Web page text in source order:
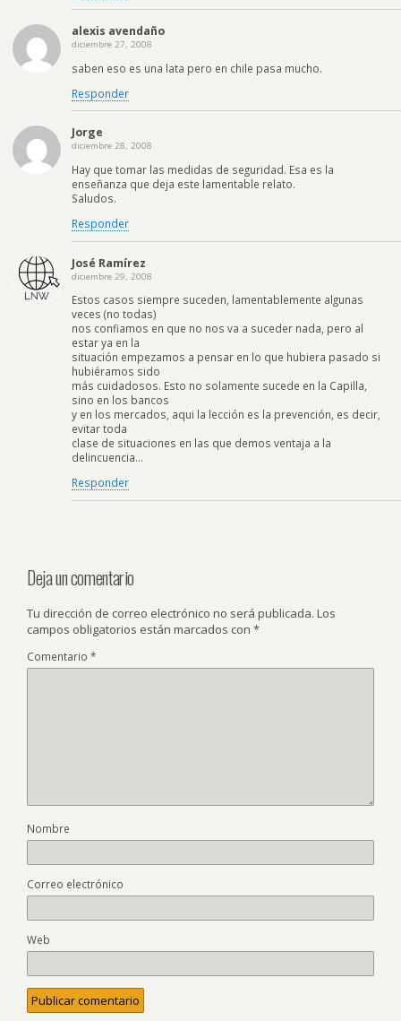
alexis avendaño
diciembre 27, 2008
saben eso es una lata pero en chile pasa mucho.
Responder
Jorge
diciembre 28, 2008
Hay que tomar las medidas de seguridad. Esa es la
enseñanza que deja este lamentable relato.
Saludos.
Responder
José Ramírez
diciembre 29, 2008
Estos casos siempre suceden, lamentablemente algunas
veces (no todas)
nos confiamos en que no nos va a suceder nada, pero al
estar ya en la
situación empezamos a pensar en lo que hubiera pasado si
hubiéramos sido
más cuidadosos. Esto no solamente sucede en la Capilla,
sino en los bancos
y en los mercados, aqui la lección es la prevención, es decir,
evitar toda
clase de situaciones en las que demos ventaja a la
delincuencia…
Responder
Deja un comentario
Tu dirección de correo electrónico no será publicada. Los
campos obligatorios están marcados con *
Comentario *
Nombre
Correo electrónico
Web